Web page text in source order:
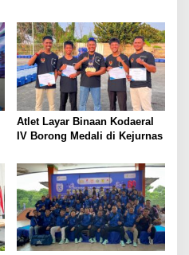
Atlet Layar Binaan Kodaeral
IV Borong Medali di Kejurnas